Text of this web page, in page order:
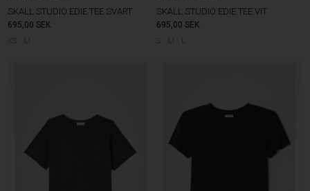
SKALL STUDIO EDIE TEE SVART
695,00 SEK
M
SKALL STUDIO EDIE TEE VIT
695,00 SEK
M L